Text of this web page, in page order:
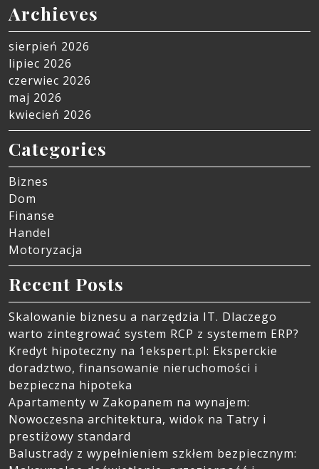
Archieves
sierpień 2026
lipiec 2026
czerwiec 2026
maj 2026
kwiecień 2026
Categories
Biznes
Dom
Finanse
Handel
Motoryzacja
Recent Posts
Skalowanie biznesu a narzędzia IT. Dlaczego
warto zintegrować system RCP z systemem ERP?
Kredyt hipoteczny na 1ekspert.pl: Eksperckie
doradztwo, finansowanie nieruchomości i
bezpieczna hipoteka
Apartamenty w Zakopanem na wynajem:
Nowoczesna architektura, widok na Tatry i
prestiżowy standard
Balustrady z wypełnieniem szkłem bezpiecznym: